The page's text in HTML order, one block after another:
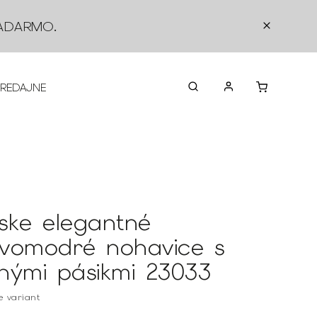
.
KONTAKTY
elegantné
nohavice s
pásikmi 23033
variant